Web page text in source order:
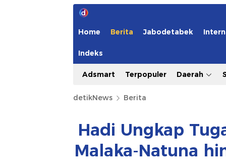
Home Berita Jabodetabek
Indeks
Adsmart Terpopuler Daerah
detikNews Berita
Hadi Ungkap
Malaka-Natuna